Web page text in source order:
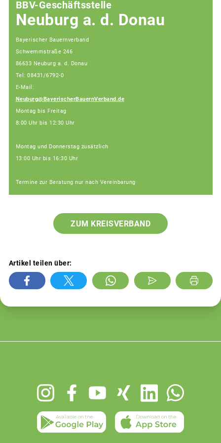
BBV-Geschäftsstelle
Neuburg a. d. Donau
Bayerischer Bauernverband
Schwemmstraße 246
86633 Neuburg a. d. Donau
Tel: 08431/6792-0
E-Mail:
Neuburg@BayerischerBauernVerband.de
Montag bis Freitag
8:00 Uhr bis 12:30 Uhr
Montag und Donnerstag zusätzlich
13:00 Uhr bis 16:30 Uhr
Termine zur Beratung nur nach Vereinbarung
ZUM KREISVERBAND
Artikel teilen über: